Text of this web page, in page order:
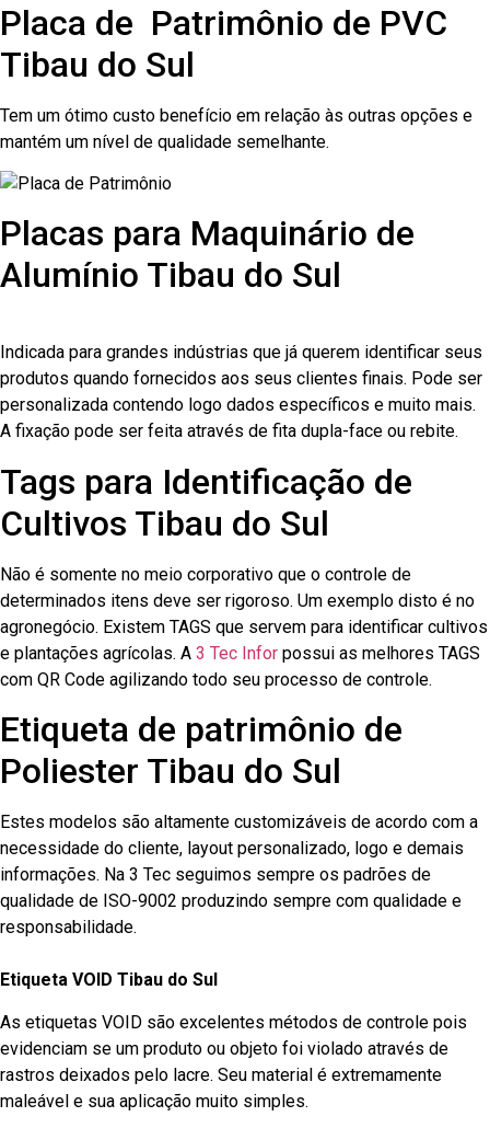
Placa de Patrimônio de PVC
Tibau do Sul
Tem um ótimo custo benefício em relação às outras opções e
mantém um nível de qualidade semelhante.
Placas para Maquinário de
Alumínio Tibau do Sul
Indicada para grandes indústrias que já querem identificar seus
produtos quando fornecidos aos seus clientes finais. Pode ser
personalizada contendo logo dados específicos e muito mais.
A fixação pode ser feita através de fita dupla-face ou rebite.
Tags para Identificação de
Cultivos Tibau do Sul
Não é somente no meio corporativo que o controle de
determinados itens deve ser rigoroso. Um exemplo disto é no
agronegócio. Existem TAGS que servem para identificar cultivos
e plantações agrícolas. A 3 Tec Infor possui as melhores TAGS
com QR Code agilizando todo seu processo de controle.
Etiqueta de patrimônio de
Poliester Tibau do Sul
Estes modelos são altamente customizáveis de acordo com a
necessidade do cliente, layout personalizado, logo e demais
informações. Na 3 Tec seguimos sempre os padrões de
qualidade de ISO-9002 produzindo sempre com qualidade e
responsabilidade.
Etiqueta VOID Tibau do Sul
As etiquetas VOID são excelentes métodos de controle pois
evidenciam se um produto ou objeto foi violado através de
rastros deixados pelo lacre. Seu material é extremamente
maleável e sua aplicação muito simples.